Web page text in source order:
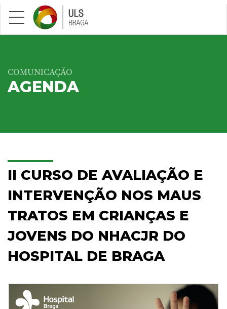
Saltar para conteúdo principal
COMUNICAÇÃO
AGENDA
II CURSO DE AVALIAÇÃO E
INTERVENÇÃO NOS MAUS
TRATOS EM CRIANÇAS E
JOVENS DO NHACJR DO
HOSPITAL DE BRAGA